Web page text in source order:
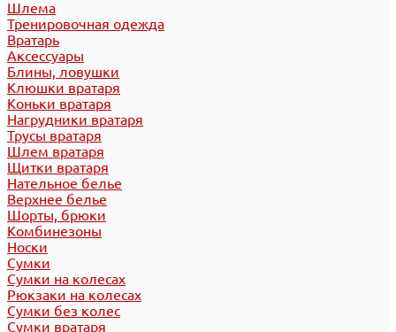
Шлема
Тренировочная одежда
Вратарь
Аксессуары
Блины, ловушки
Клюшки вратаря
Коньки вратаря
Нагрудники вратаря
Трусы вратаря
Шлем вратаря
Щитки вратаря
Нательное белье
Верхнее белье
Шорты, брюки
Комбинезоны
Носки
Сумки
Сумки на колесах
Рюкзаки на колесах
Сумки без колес
Сумки вратаря